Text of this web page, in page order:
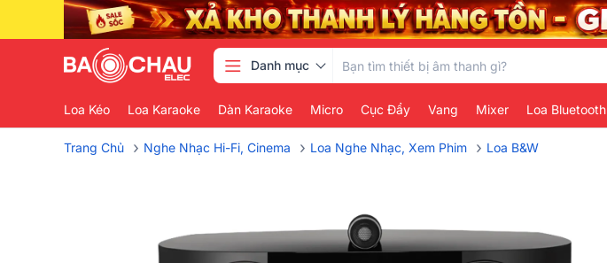
Danh mục
Loa Kéo Loa Karaoke Dàn Karaoke Micro Cục Đẩy Vang Mixer Loa Bluetooth
Trang Chủ › Nghe Nhạc Hi-Fi, Cinema › Loa Nghe Nhạc, Xem Phim › Loa B&W